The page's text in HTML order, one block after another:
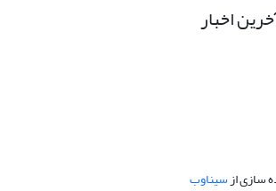
اخبار
سازی ازسیناوب